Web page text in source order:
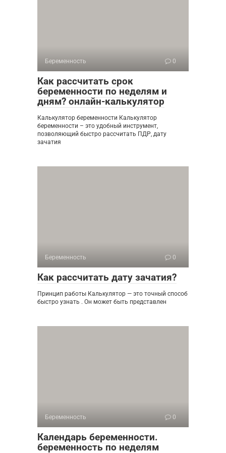
Беременность 0
Как рассчитать срок
беременности по неделям и
дням? онлайн-калькулятор
Калькулятор беременности Калькулятор
беременности – это удобный инструмент,
позволяющий быстро рассчитать ПДР, дату
зачатия
Беременность 0
Как рассчитать дату зачатия?
Принцип работы Калькулятор — это точный способ
быстро узнать . Он может быть представлен
Беременность 0
Календарь беременности.
беременность по неделям